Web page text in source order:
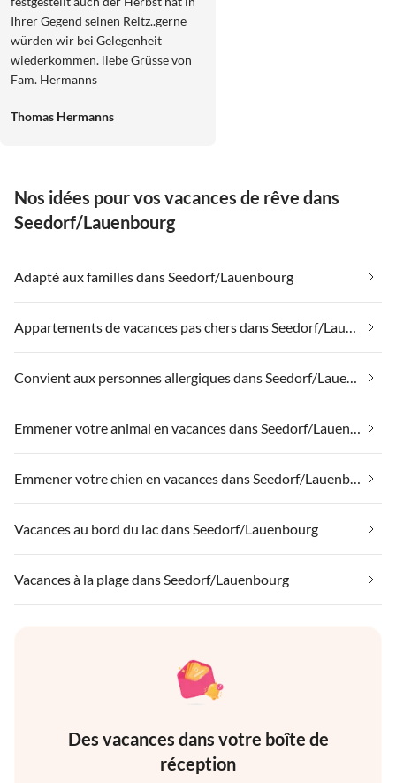
Ihrer Gegend seinen Reitz..gerne
würden wir bei Gelegenheit
wiederkommen. liebe Grüsse von
Fam. Hermanns
Thomas Hermanns
Nos idées pour vos vacances de rêve dans
Seedorf/Lauenbourg
Adapté aux familles dans Seedorf/Lauenbourg
Appartements de vacances pas chers dans Seedorf/Lauenbourg
Convient aux personnes allergiques dans Seedorf/Lauenbourg
Emmener votre animal en vacances dans Seedorf/Lauenbourg
Emmener votre chien en vacances dans Seedorf/Lauenbourg
Vacances au bord du lac dans Seedorf/Lauenbourg
Vacances à la plage dans Seedorf/Lauenbourg
Des vacances dans votre boîte de
réception